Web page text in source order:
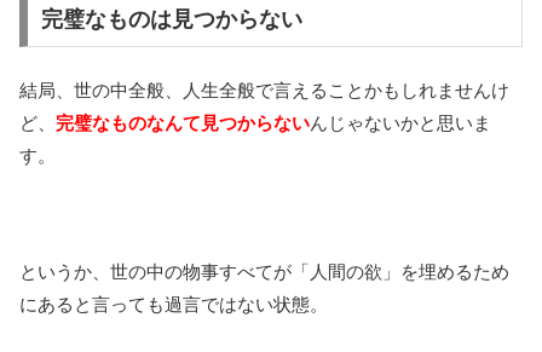
完璧なものは見つからない
結局、世の中全般、人生全般で言えることかもしれませんけ
ど、 完璧なものなんて見つからないんじゃないかと思いま
す。
というか、世の中の物事すべてが「人間の欲」を埋めるため
にあると言っても過言ではない状態。